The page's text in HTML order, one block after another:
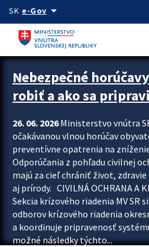
Preskocit na hlavný obsah
SK e-Govarrow_drop_down
Zastavit automatický posun upútavok
Nebezpečné
robiť a ako sa
26. 06. 2026Ministerstvo vnútra
očakávanou vlnou horúčav
preventívne opatrenia na
Odporúčania z pohľadu civilnej
majú za cieľ chrániť život,
aj prírody. CIVILNÁ OCHRANA A
Sekcia krízového riadenia MV
odborov krízového riadenia
a koordinuje pripravenosť
možné následky týchto...